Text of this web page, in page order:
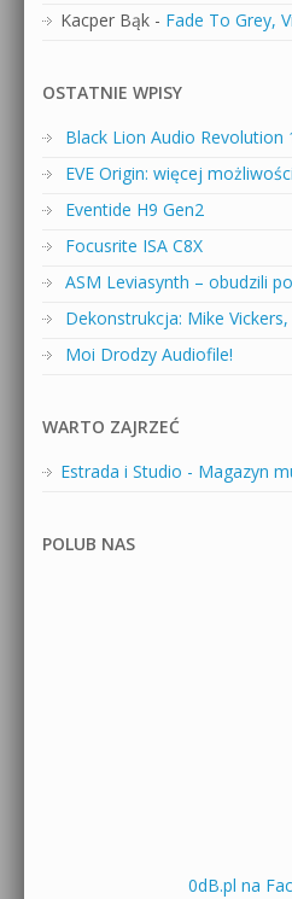
Kacper Bąk - Fade To Grey,
OSTATNIE WPISY
Black Lion Audio Revolution
EVE Origin: więcej
Eventide H9 Gen2
Focusrite ISA C8X
ASM Leviasynth – obudzili
Dekonstrukcja: Mike
Moi Drodzy Audiofile!
WARTO ZAJRZEĆ
Estrada i Studio - Magazyn
POLUB NAS
0dB.pl na